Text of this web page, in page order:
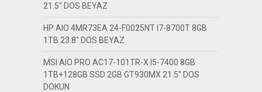
21.5″ DOS BEYAZ
HP AIO 4MR73EA 24-F0025NT I7-8700T 8GB
1TB 23.8″ DOS BEYAZ
MSI AIO PRO AC17-101TR-X I5-7400 8GB
1TB+128GB SSD 2GB GT930MX 21.5″ DOS
DOKUN